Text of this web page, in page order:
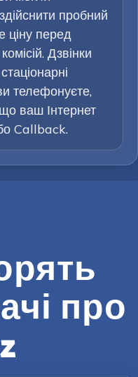
пробний
ціну перед
Дзвінки
телефонуєте,
ваш Інтернет
Callback.
про